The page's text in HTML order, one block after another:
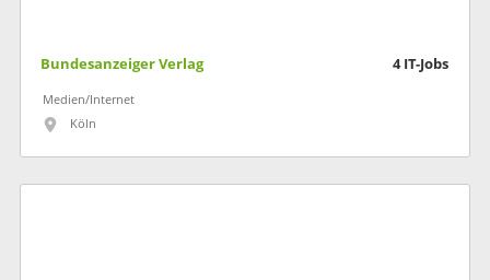
Bundesanzeiger Verlag 4 IT-Jobs
Medien/Internet
Köln